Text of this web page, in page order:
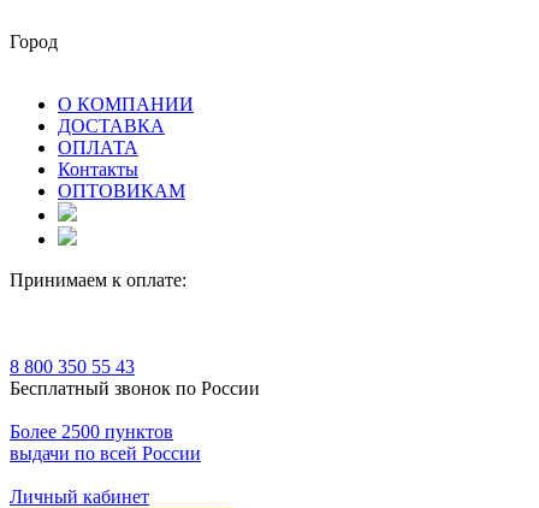
Город
О КОМПАНИИ
ДОСТАВКА
ОПЛАТА
Контакты
ОПТОВИКАМ
Принимаем к оплате:
8 800 350 55 43
Бесплатный звонок по России
Более 2500 пунктов
выдачи по всей России
Личный кабинет